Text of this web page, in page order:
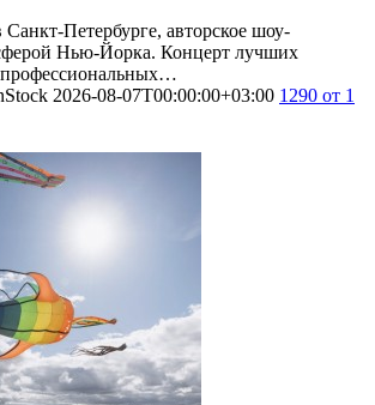
Петербурге, авторское шоу-
Нью-Йорка. Концерт лучших
2026-08-07T00:00:00+03:00 1290 от 1